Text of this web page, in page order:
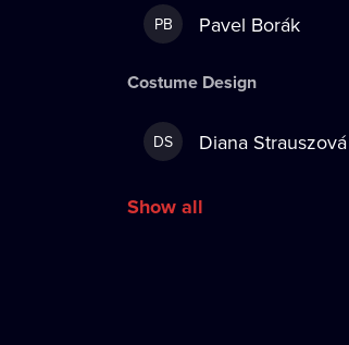
PB Pavel Borák
Costume Design
DS Diana Strauszová
Show all